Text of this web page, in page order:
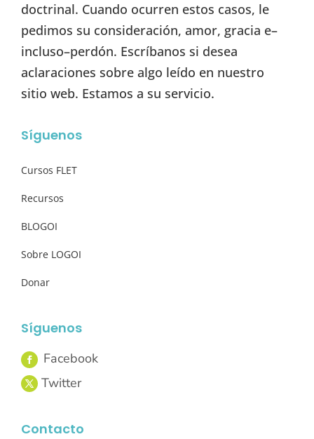
doctrinal. Cuando ocurren estos casos, le
pedimos su consideración, amor, gracia e–
incluso–perdón. Escríbanos si desea
aclaraciones sobre algo leído en nuestro
sitio web. Estamos a su servicio.
Síguenos
Cursos FLET
Recursos
BLOGOI
Sobre LOGOI
Donar
Síguenos
Contacto